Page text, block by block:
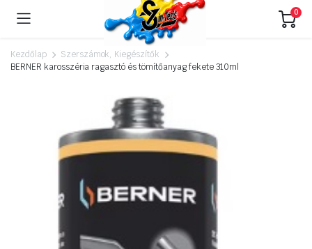
0
Kezdőlap
Szerszámok, Kiegészítők
BERNER karosszéria ragasztó és tömítőanyag fekete 310ml